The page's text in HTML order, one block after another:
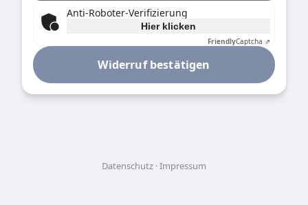
Anti-Roboter-Verifizierung
Hier klicken
FriendlyCaptcha ⇗
Widerruf bestätigen
Datenschutz Impressum